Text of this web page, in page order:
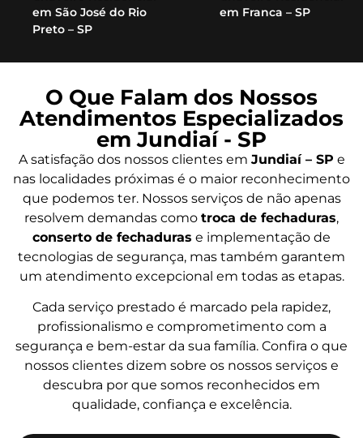
em São José do Rio
Preto – SP
em Franca – SP
O Que Falam dos Nossos
Atendimentos Especializados
em Jundiaí - SP
A satisfação dos nossos clientes em Jundiaí – SP e
nas localidades próximas é o maior reconhecimento
que podemos ter. Nossos serviços de não apenas
resolvem demandas como troca de fechaduras,
conserto de fechaduras e implementação de
tecnologias de segurança, mas também garantem
um atendimento excepcional em todas as etapas.
Cada serviço prestado é marcado pela rapidez,
profissionalismo e comprometimento com a
segurança e bem-estar da sua família. Confira o que
nossos clientes dizem sobre os nossos serviços e
descubra por que somos reconhecidos em
qualidade, confiança e excelência.